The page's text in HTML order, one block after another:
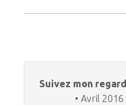
Suivez mon
• Avril